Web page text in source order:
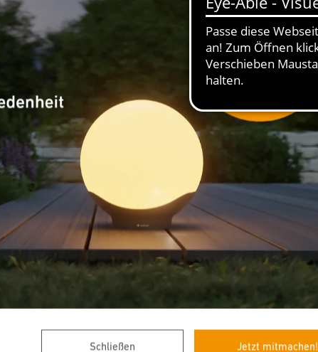
Schließen Jetzt mitmachen!
Eckwandhalter für IS 180-2,
IS 2180-2 und IS 2180 ECO